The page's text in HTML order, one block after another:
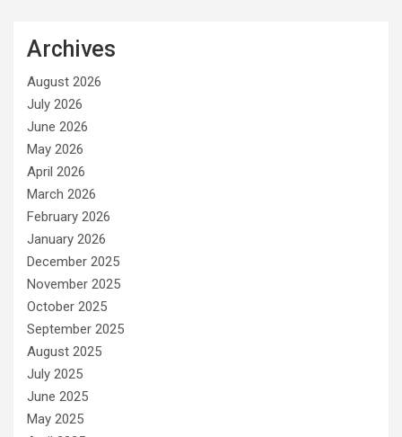
Archives
August 2026
July 2026
June 2026
May 2026
April 2026
March 2026
February 2026
January 2026
December 2025
November 2025
October 2025
September 2025
August 2025
July 2025
June 2025
May 2025